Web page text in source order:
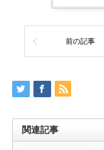
前の記事
関連記事